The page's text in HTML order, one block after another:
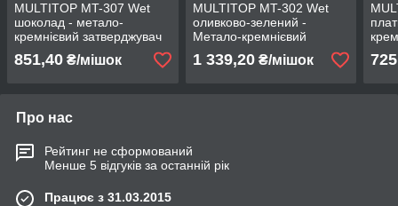
MULTITOP MT-307 Wet
шоколад - метало-
кремнієвий затверджувач
для підлоги
851,40 ₴/мішок
MULTITOP MT-302 Wet
оливково-зелений -
Метало-кремнієвий
затверджувач Multitop
Enduro (мокрий мокрий)
1 339,20₴/мішок
для
Про нас
Рейтинг не сформований
Менше 5 відгуків за останній рік
Працює з 31.03.2015